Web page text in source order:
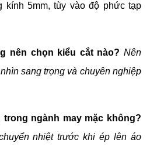
5mm, tùy vào độ phức tạp
nên chọn kiểu cắt nào? Nên
sang trọng và chuyên nghiệp
ngành may mặc không?
nhiệt trước khi ép lên áo